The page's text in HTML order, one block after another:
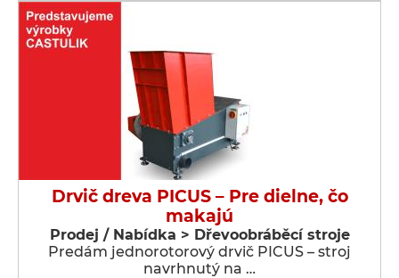
Drvič dreva PICUS – Pre dielne, čo
makajú
Prodej / Nabídka > Dřevoobráběcí stroje
Predám jednorotorový drvič PICUS – stroj
navrhnutý na …